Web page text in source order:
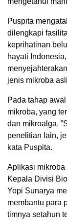
Puspita
dilengkapi
keprihatinan
hayati
jenis mikroba
Pada tahap
mikroba, yang
dan mikroalga.
penelitian lain,
kata Puspita.
Aplikasi mikroba
Kepala Divisi
Yopi Sunarya
membantu para
timnya setahun